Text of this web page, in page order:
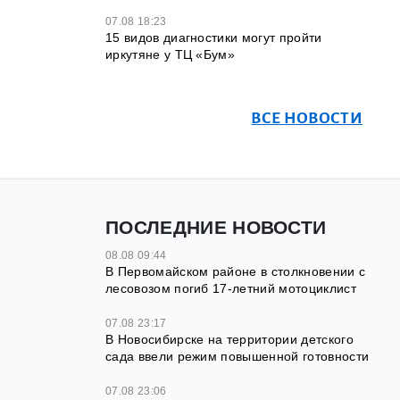
07.08 18:23
15 видов диагностики могут пройти
иркутяне у ТЦ «Бум»
ВСЕ НОВОСТИ
ПОСЛЕДНИЕ НОВОСТИ
08.08 09:44
В Первомайском районе в столкновении с
лесовозом погиб 17-летний мотоциклист
07.08 23:17
В Новосибирске на территории детского
сада ввели режим повышенной готовности
07.08 23:06